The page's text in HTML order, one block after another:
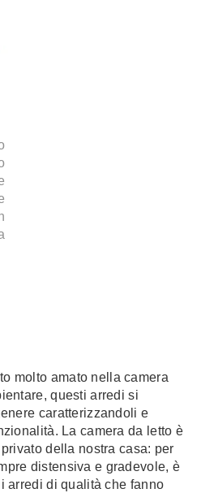
molto amato nella camera
questi arredi si
caratterizzandoli e
La camera da letto è
della nostra casa: per
distensiva e gradevole, è
arredi di qualità che fanno